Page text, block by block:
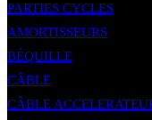
PARTIES CYCLES
AMORTISSEURS
BÉQUILLE
CÂBLE
CÂBLE